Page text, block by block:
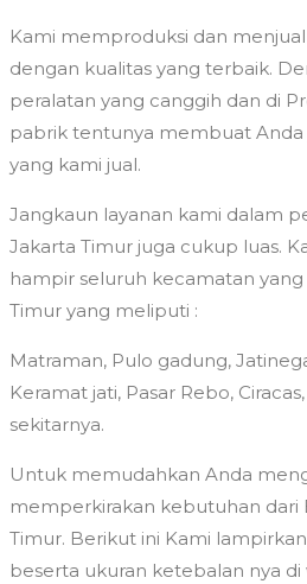
Kami memproduksi dan menjual
dengan kualitas yang terbaik.
peralatan yang canggih dan di
pabrik tentunya membuat
yang kami jual.
Jangkaun layanan kami dalam
Jakarta Timur juga cukup luas.
hampir seluruh kecamatan
Timur yang meliputi :
Matraman, Pulo gadung,
Keramat jati, Pasar Rebo,
sekitarnya.
Untuk memudahkan Anda
memperkirakan kebutuhan dari
Timur. Berikut ini Kami
beserta ukuran ketebalan nya di